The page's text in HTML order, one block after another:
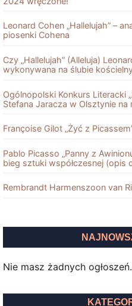
Leonard Cohen „Hallelujah” –
piosenki Cohena
Czy „Hallelujah” (Alleluja)
wykonywana na ślubie
Ogólnopolski Konkurs Literacki
Stefana Jaracza w Olsztynie na
Françoise Gilot „Żyć z
Pablo Picasso „Panny z
bieg sztuki współczesnej (opis
Rembrandt Harmenszoon van
Nie masz żadnych ogłoszeń.